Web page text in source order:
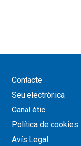
Contacte
Seu electrònica
Canal ètic
Política de cookies
Avís Legal